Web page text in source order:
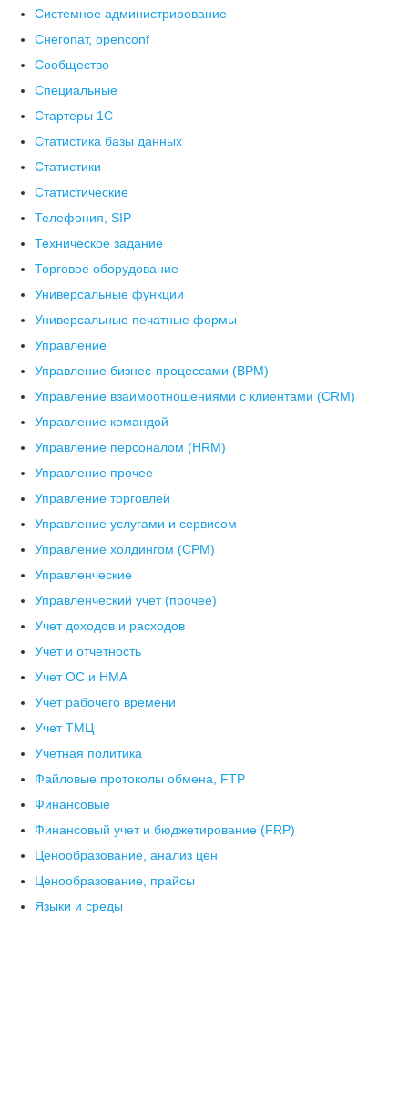
Системное администрирование
Снегопат, openconf
Сообщество
Специальные
Стартеры 1С
Статистика базы данных
Статистики
Статистические
Телефония, SIP
Техническое задание
Торговое оборудование
Универсальные функции
Универсальные печатные формы
Управление
Управление бизнес-процессами (BPM)
Управление взаимоотношениями с клиентами (СRM)
Управление командой
Управление персоналом (HRM)
Управление прочее
Управление торговлей
Управление услугами и сервисом
Управление холдингом (CPM)
Управленческие
Управленческий учет (прочее)
Учет доходов и расходов
Учет и отчетность
Учет ОС и НМА
Учет рабочего времени
Учет ТМЦ
Учетная политика
Файловые протоколы обмена, FTP
Финансовые
Финансовый учет и бюджетирование (FRP)
Ценообразование, анализ цен
Ценообразование, прайсы
Языки и среды